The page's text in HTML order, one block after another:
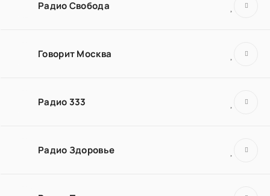
Радио Свобода
Говорит Москва
Радио 333
Радио Здоровье